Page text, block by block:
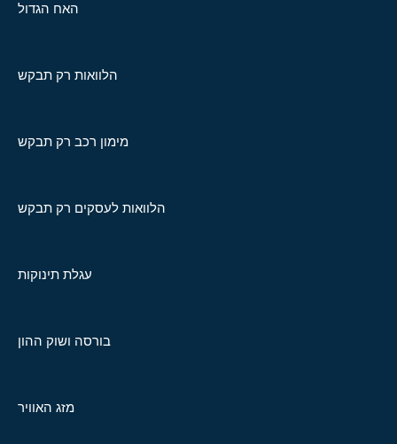
האח הגדול
הלוואות רק תבקש
מימון רכב רק תבקש
הלוואות לעסקים רק תבקש
עגלת תינוקות
בורסה ושוק ההון
מזג האוויר